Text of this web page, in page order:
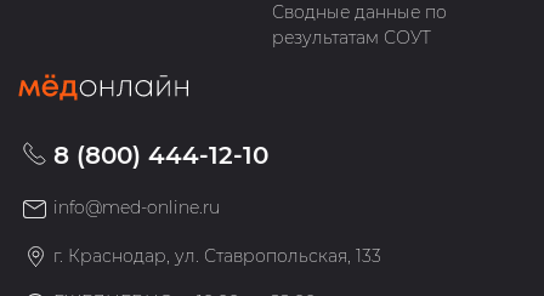
Сводные данные по
результатам СОУТ
8 (800) 444-12-10
info@med-online.ru
г. Краснодар, ул. Ставропольская, 133